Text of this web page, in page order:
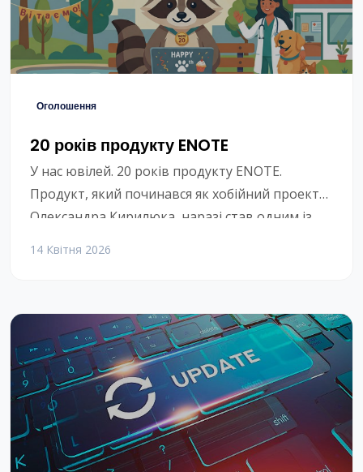
Оголошення
20 років продукту ENOTE
У нас ювілей. 20 років продукту ENOTE.
Продукт, який починався як хобійний проект
Олександра Кирилюка, наразі став одним із
14 Квітня 2026